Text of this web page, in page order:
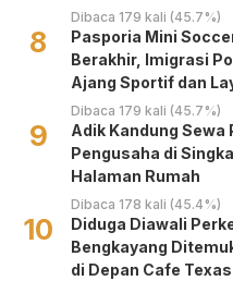
Dibaca 179 kali (45.7%)
8
Pasporia Mini
Berakhir, Imigrasi
Ajang Sportif dan
Masyarakat
Dibaca 179 kali (45.7%)
9
Adik Kandung Sewa
Pengusaha di
Halaman Rumah
Dibaca 178 kali (45.4%)
10
Diduga Diawali
Bengkayang
di Depan Cafe Texas